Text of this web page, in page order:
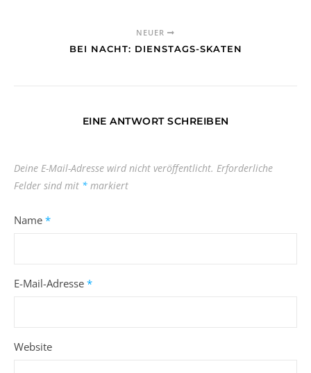
NEUER
BEI NACHT: DIENSTAGS-SKATEN
EINE ANTWORT SCHREIBEN
Deine E-Mail-Adresse wird nicht veröffentlicht. Erforderliche
Felder sind mit * markiert
Name *
E-Mail-Adresse *
Website